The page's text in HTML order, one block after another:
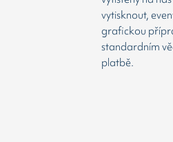
vytisknout,
grafickou
standardním
platbě.